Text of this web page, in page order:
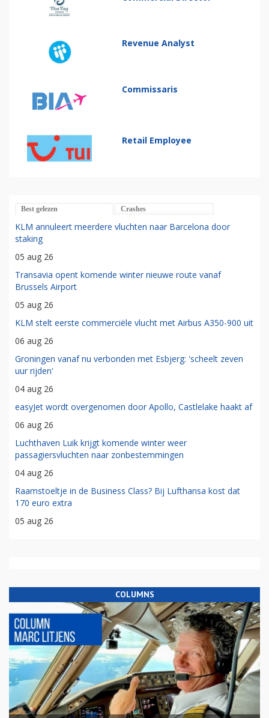
Revenue Analyst
Commissaris
Retail Employee
Best gelezen Crashes
KLM annuleert meerdere vluchten naar Barcelona door
staking
05 aug 26
Transavia opent komende winter nieuwe route vanaf
Brussels Airport
05 aug 26
KLM stelt eerste commerciële vlucht met Airbus A350-900 uit
06 aug 26
Groningen vanaf nu verbonden met Esbjerg: 'scheelt zeven
uur rijden'
04 aug 26
easyJet wordt overgenomen door Apollo, Castlelake haakt af
06 aug 26
Luchthaven Luik krijgt komende winter weer
passagiersvluchten naar zonbestemmingen
04 aug 26
Raamstoeltje in de Business Class? Bij Lufthansa kost dat
170 euro extra
05 aug 26
COLUMNS